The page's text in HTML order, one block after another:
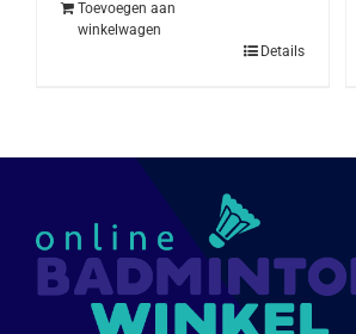
Toevoegen aan
winkelwagen
Details